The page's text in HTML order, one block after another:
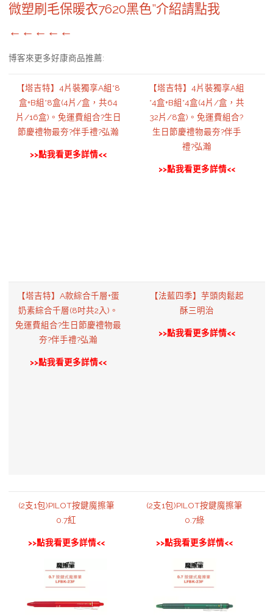
微塑刷毛保暖衣7620黑色”介紹請點我
←←←←←
博客來更多好康商品推薦:
【塔吉特】4片裝獨享A組*8
盒+B組*8盒(4片/盒，共64
片/16盒)。免運費組合?生日
節慶禮物最夯?伴手禮?弘瀚
>>點我看更多詳情<<
【塔吉特】4片裝獨享A組
*4盒+B組*4盒(4片/盒，共
32片/8盒)。免運費組合?
生日節慶禮物最夯?伴手
禮?弘瀚
>>點我看更多詳情<<
【塔吉特】A款綜合千層+蛋
奶素綜合千層(8吋共2入)。
免運費組合?生日節慶禮物最
夯?伴手禮?弘瀚
>>點我看更多詳情<<
【法藍四季】芋頭肉鬆起
酥三明治
>>點我看更多詳情<<
(2支1包)PILOT按鍵魔擦筆
0.7紅
>>點我看更多詳情<<
(2支1包)PILOT按鍵魔擦筆
0.7綠
>>點我看更多詳情<<